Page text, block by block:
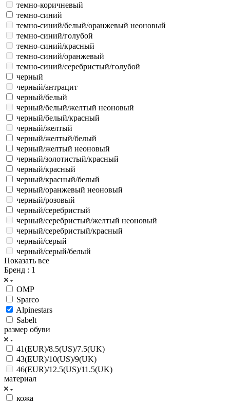
темно-коричневый
темно-синий
темно-синий/белый/оранжевый неоновый
темно-синий/голубой
темно-синий/красный
темно-синий/оранжевый
темно-синий/серебристый/голубой
черный
черный/антрацит
черный/белый
черный/белый/желтый неоновый
черный/белый/красный
черный/желтый
черный/желтый/белый
черный/желтый неоновый
черный/золотистый/красный
черный/красный
черный/красный/белый
черный/оранжевый неоновый
черный/розовый
черный/серебристый
черный/серебристый/желтый неоновый
черный/серебристый/красный
черный/серый
черный/серый/белый
Показать все
Бренд : 1
OMP
Sparco
Alpinestars
Sabelt
размер обуви
41(EUR)/8.5(US)/7.5(UK)
43(EUR)/10(US)/9(UK)
46(EUR)/12.5(US)/11.5(UK)
материал
кожа